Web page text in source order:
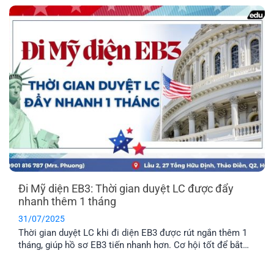
Đi Mỹ diện EB3: Thời gian duyệt LC được đẩy
nhanh thêm 1 tháng
31/07/2025
Thời gian duyệt LC khi đi diện EB3 được rút ngắn thêm 1
tháng, giúp hồ sơ EB3 tiến nhanh hơn. Cơ hội tốt để bắt